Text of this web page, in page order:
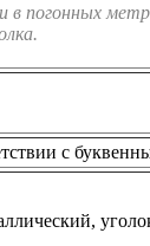
погонных
с